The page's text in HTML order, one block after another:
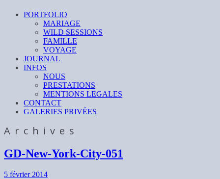
PORTFOLIO
MARIAGE
WILD SESSIONS
FAMILLE
VOYAGE
JOURNAL
INFOS
NOUS
PRESTATIONS
MENTIONS LEGALES
CONTACT
GALERIES PRIVÉES
Archives
GD-New-York-City-051
5 février 2014